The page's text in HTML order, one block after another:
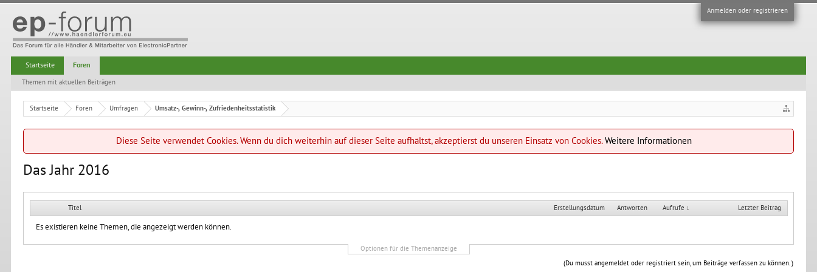
Anmelden oder registrieren
Startseite Foren Umfragen Umsatz-, Gewinn-, Zufriedenheitsstatistik
Diese Seite verwendet Cookies. Wenn du dich weiterhin auf dieser Seite aufhältst, akzeptierst du unseren Einsatz von Cookies.Weitere Informationen
Das Jahr 2016
Titel Erstellungsdatum Antworten Aufrufe ↓ Letzter Beitrag
Es existieren keine Themen, die angezeigt werden können.
Optionen für die Themenanzeige
(Du musst angemeldet oder registriert sein, um Beiträge verfassen zu können. )
Startseite Foren
Themen mit aktuellen Beiträgen